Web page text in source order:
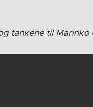
tankene til